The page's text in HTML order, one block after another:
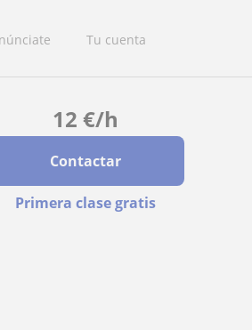
Tu cuenta
12 €/h
Contactar
Primera clase gratis